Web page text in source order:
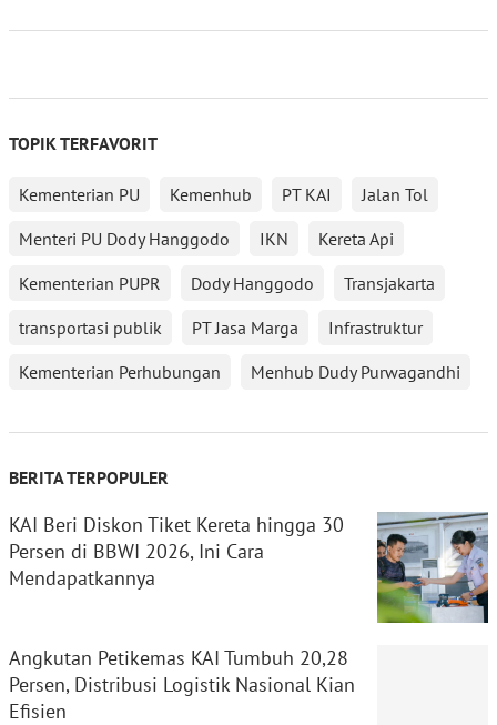
TOPIK TERFAVORIT
Kementerian PU Kemenhub PT KAI
Jalan Tol
Menteri PU Dody Hanggodo
IKN
Kereta Api
Kementerian PUPR
Dody Hanggodo
Transjakarta
transportasi publik
PT Jasa Marga
Infrastruktur
Kementerian Perhubungan
Menhub Dudy Purwagandhi
BERITA TERPOPULER
KAI Beri Diskon Tiket Kereta hingga 30
Persen di BBWI 2026, Ini Cara
Mendapatkannya
Angkutan Petikemas KAI Tumbuh 20,28
Persen, Distribusi Logistik Nasional Kian
Efisien